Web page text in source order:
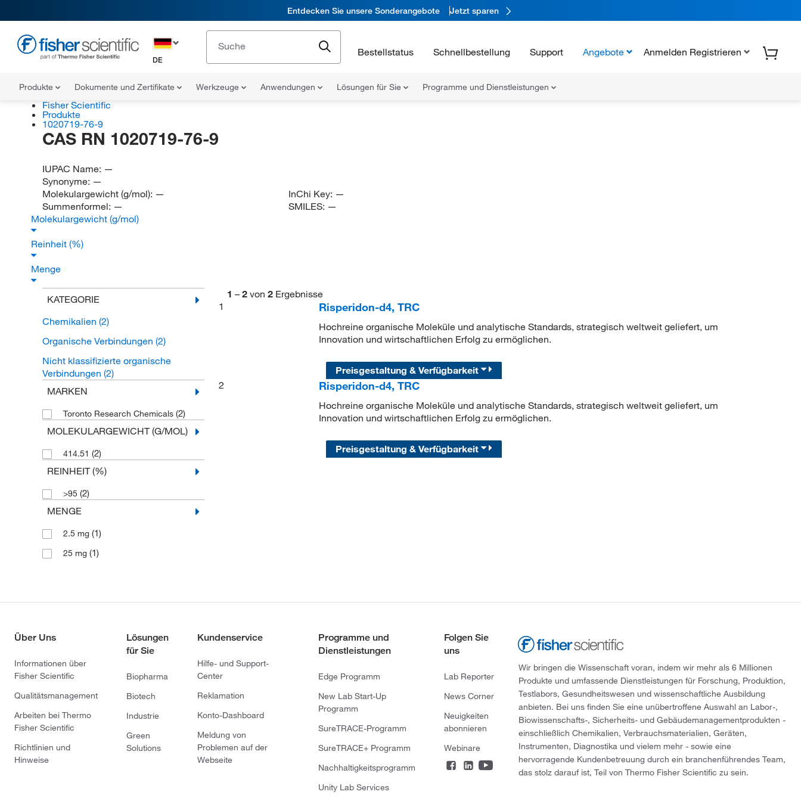
Entdecken Sie unsere Sonderangebote Jetzt sparen
DE
Bestellstatus Schnellbestellung Support Angebote Anmelden Registrieren
Produkte Dokumente und Zertifikate Werkzeuge Anwendungen Lösungen für Sie Programme und Dienstleistungen
Fisher Scientific
Produkte
1020719-76-9
CAS RN 1020719-76-9
IUPAC Name: —
Synonyme: —
Molekulargewicht (g/mol): —
Summenformel: —
InChi Key: —
SMILES: —
Molekulargewicht (g/mol)
Reinheit (%)
Menge
KATEGORIE
Chemikalien (2)
Organische Verbindungen (2)
Nicht klassifizierte organische
Verbindungen (2)
MARKEN
Toronto Research Chemicals (2)
MOLEKULARGEWICHT (G/MOL)
414.51 (2)
REINHEIT (%)
>95 (2)
MENGE
2.5 mg (1)
25 mg (1)
1 – 2 von 2 Ergebnisse
1
Risperidon-d4, TRC
Hochreine organische Moleküle und analytische Standards, strategisch weltweit geliefert, um
Innovation und wirtschaftlichen Erfolg zu ermöglichen.
Preisgestaltung & Verfügbarkeit
2
Risperidon-d4, TRC
Hochreine organische Moleküle und analytische Standards, strategisch weltweit geliefert, um
Innovation und wirtschaftlichen Erfolg zu ermöglichen.
Preisgestaltung & Verfügbarkeit
Über Uns
Informationen über
Fisher Scientific
Qualitätsmanagement
Arbeiten bei Thermo
Fisher Scientific
Richtlinien und
Hinweise
Lösungen
für Sie
Biopharma
Biotech
Industrie
Green
Solutions
Kundenservice
Hilfe- und Support-
Center
Reklamation
Konto-Dashboard
Meldung von
Problemen auf der
Webseite
Programme und
Dienstleistungen
Edge Programm
New Lab Start-Up
Programm
SureTRACE-Programm
SureTRACE+ Programm
Nachhaltigkeitsprogramm
Unity Lab Services
Folgen Sie
uns
Lab Reporter
News Corner
Neuigkeiten
abonnieren
Webinare
Wir bringen die Wissenschaft voran, indem wir mehr als 6 Millionen
Produkte und umfassende Dienstleistungen für Forschung, Produktion,
Testlabors, Gesundheitswesen und wissenschaftliche Ausbildung
anbieten. Bei uns finden Sie eine unübertroffene Auswahl an Labor-,
Biowissenschafts-, Sicherheits- und Gebäudemanagementprodukten -
einschließlich Chemikalien, Verbrauchsmaterialien, Geräten,
Instrumenten, Diagnostika und vielem mehr - sowie eine
hervorragende Kundenbetreuung durch ein branchenführendes Team,
das stolz darauf ist, Teil von Thermo Fisher Scientific zu sein.